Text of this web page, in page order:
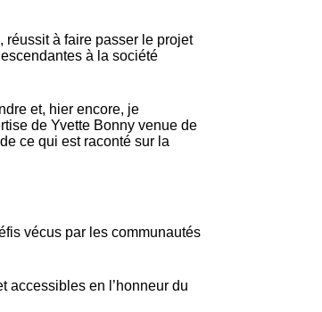
réussit à faire passer le projet
à la société
et, hier encore, je
de Yvette Bonny venue de
ce qui est raconté sur la
vécus par les communautés
accessibles en l’honneur du